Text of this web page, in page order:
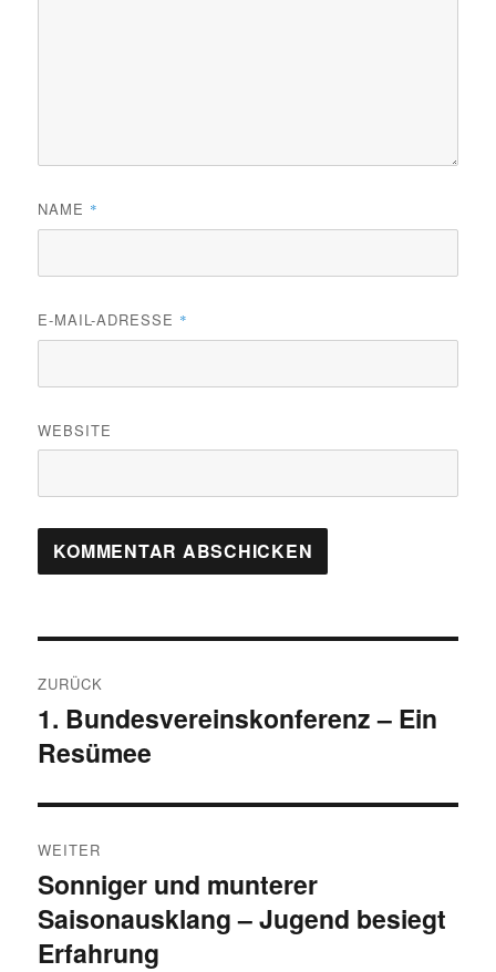
NAME *
E-MAIL-ADRESSE *
WEBSITE
ZURÜCK
Vorheriger
Beitrag:
1. Bundesvereinskonferenz – Ein
Resümee
WEITER
Nächster
Beitrag:
Sonniger und munterer
Saisonausklang – Jugend besiegt
Erfahrung